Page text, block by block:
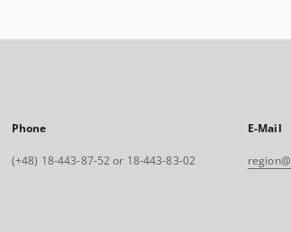
Phone
(+48) 18-443-87-52 or 18-443-83-02
E-Mail